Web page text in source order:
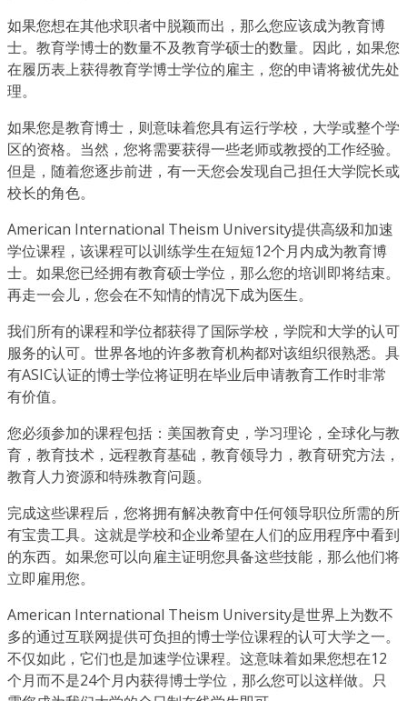
如果您想在其他求职者中脱颖而出，那么您应该成为教育博
士。教育学博士的数量不及教育学硕士的数量。因此，如果您
在履历表上获得教育学博士学位的雇主，您的申请将被优先处
理。
如果您是教育博士，则意味着您具有运行学校，大学或整个学
区的资格。当然，您将需要获得一些老师或教授的工作经验。
但是，随着您逐步前进，有一天您会发现自己担任大学院长或
校长的角色。
American International Theism University提供高级和加速
学位课程，该课程可以训练学生在短短12个月内成为教育博
士。如果您已经拥有教育硕士学位，那么您的培训即将结束。
再走一会儿，您会在不知情的情况下成为医生。
我们所有的课程和学位都获得了国际学校，学院和大学的认可
服务的认可。世界各地的许多教育机构都对该组织很熟悉。具
有ASIC认证的博士学位将证明在毕业后申请教育工作时非常
有价值。
您必须参加的课程包括：美国教育史，学习理论，全球化与教
育，教育技术，远程教育基础，教育领导力，教育研究方法，
教育人力资源和特殊教育问题。
完成这些课程后，您将拥有解决教育中任何领导职位所需的所
有宝贵工具。这就是学校和企业希望在人们的应用程序中看到
的东西。如果您可以向雇主证明您具备这些技能，那么他们将
立即雇用您。
American International Theism University是世界上为数不
多的通过互联网提供可负担的博士学位课程的认可大学之一。
不仅如此，它们也是加速学位课程。这意味着如果您想在12
个月而不是24个月内获得博士学位，那么您可以这样做。只